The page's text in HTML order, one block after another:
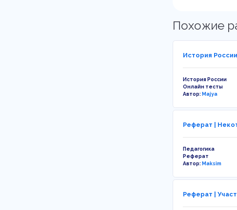
Похожие
История
История России
Онлайн тесты
Автор:Majya
Реферат |
Педагогика
Реферат
Автор:Maksim
Реферат |